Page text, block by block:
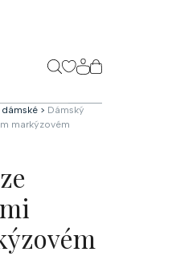
NÁKUPNÍ
KOŠÍK
> Dámský
markýzovém